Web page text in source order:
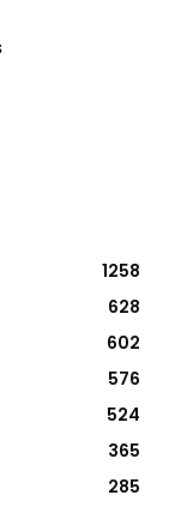
1258
628
602
576
524
365
285